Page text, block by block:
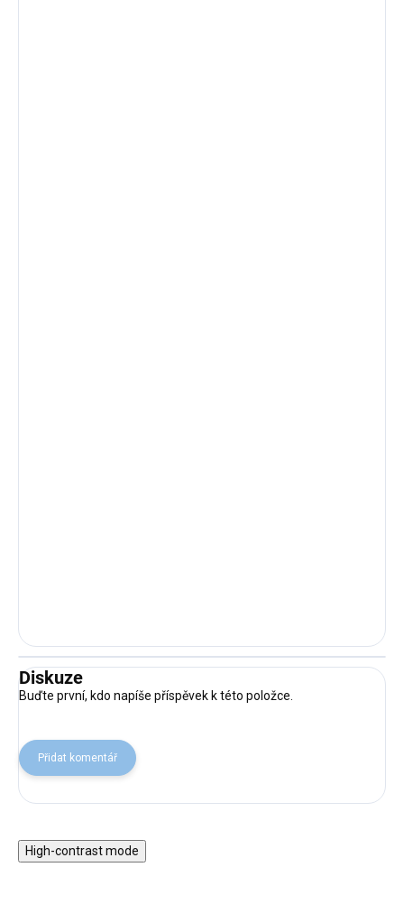
Diskuze
Buďte první, kdo napíše příspěvek k této položce.
Přidat komentář
High-contrast mode